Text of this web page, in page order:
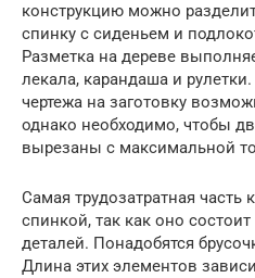
конструкцию можно
спинку с сиденьем и
Разметка на дереве
лекала, карандаша и
чертежа на заготовку
однако необходимо, чтобы
вырезаны с максимальной
Самая трудозатратная часть
спинкой, так как оно
деталей. Понадобятся
Длина этих элементов